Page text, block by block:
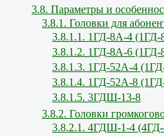
3.8. Параметры и
3.8.1. Головки для
3.8.1.1. 1ГД-8А-4
3.8.1.2. 1ГД-8А-6
3.8.1.3. 1ГД-52А-4
3.8.1.4. 1ГД-52А-8
3.8.1.5. 3ГДШ-13-8
3.8.2. Головки
3.8.2.1. 4ГДШ-1-4